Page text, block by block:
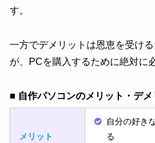
す。
一方でデメリットは恩恵を受け
が、PCを購入するために絶対に
■ 自作パソコンのメリット・デメ
メリット
自分の好き
る